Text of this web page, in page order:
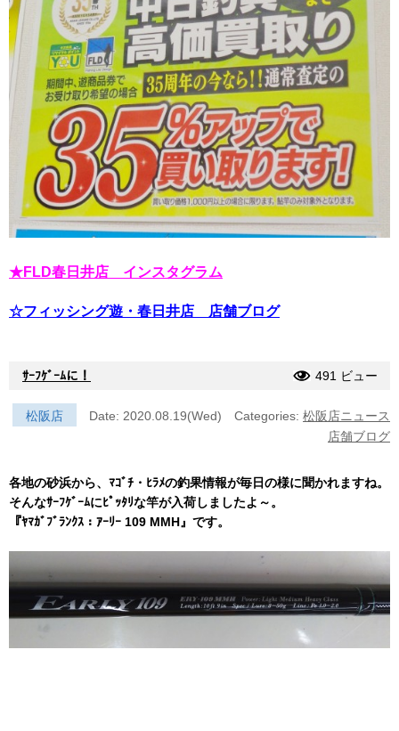
★FLD春日井店 インスタグラム
☆フィッシング遊・春日井店 店舗ブログ
ｻｰﾌｹﾞｰﾑに！ 491 ビュー
松阪店 Date: 2020.08.19(Wed) Categories: 松阪店ニュース
店舗ブログ
各地の砂浜から、ﾏｺﾞﾁ・ﾋﾗﾒの釣果情報が毎日の様に聞かれますね。
そんなｻｰﾌｹﾞｰﾑにﾋﾟｯﾀﾘな竿が入荷しましたよ～。
『ﾔﾏｶﾞﾌﾞﾗﾝｸｽ：ｱｰﾘｰ 109 MMH』です。